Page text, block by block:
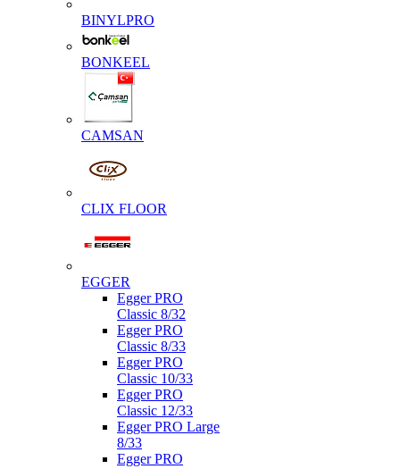
BINYLPRO
BONKEEL
CAMSAN
CLIX FLOOR
EGGER
Egger PRO
Classic 8/32
Egger PRO
Classic 8/33
Egger PRO
Classic 10/33
Egger PRO
Classic 12/33
Egger PRO Large
8/33
Egger PRO